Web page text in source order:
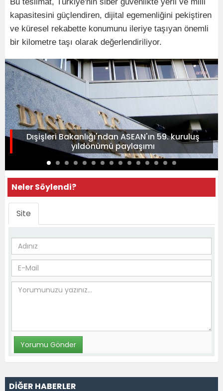
kapasitesini güçlendiren, dijital egemenliğini pekiştiren
ve küresel rekabette konumunu ileriye taşıyan önemli
bir kilometre taşı olarak değerlendiriliyor.
Dışişleri Bakanlığı'ndan ASEAN'ın 59. kuruluş
yıldönümü paylaşımı
Neler Söylendi?
Site
DİĞER HABERLER